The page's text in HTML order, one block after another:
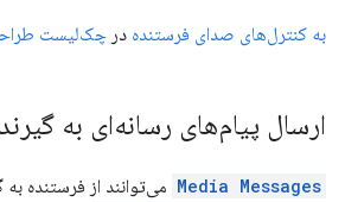
به کنترل‌های صدای فرستنده در چک‌لیست
ارسال پیام‌های رسانه‌ای به
Media Messages می‌توانند از فرستنده